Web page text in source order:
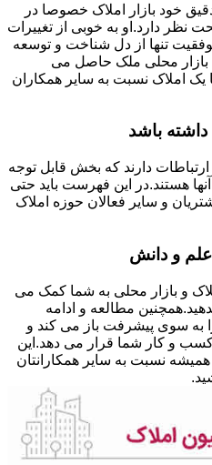
خود بازار املاک خصوصا در
نظر دارد.او به خوبی از تغییرات
تنها از دل شناخت و توسعه
بازار محلی ملک حاصل می
املاک نسبت به سایر همکاران
داشته باشد
دارند که بخش قابل توجه
هستند.در این فهرست باید حتی
و سایر فعالان حوزه املاک
و دانش
و بازار محلی به شما کمک می
مطالعه و ادامه
به سوی پیشرفت باز می کند و
و کار شما قرار می دهد.این
نسبت به سایر همکارانتان